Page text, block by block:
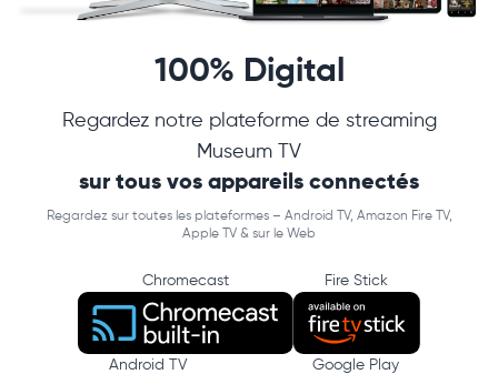
100% Digital
Regardez notre plateforme de streaming
Museum TV
sur tous vos appareils connectés
Regardez sur toutes les plateformes – Android TV, Amazon Fire TV,
Apple TV & sur le Web
Chromecast Fire Stick
Android TV Google Play